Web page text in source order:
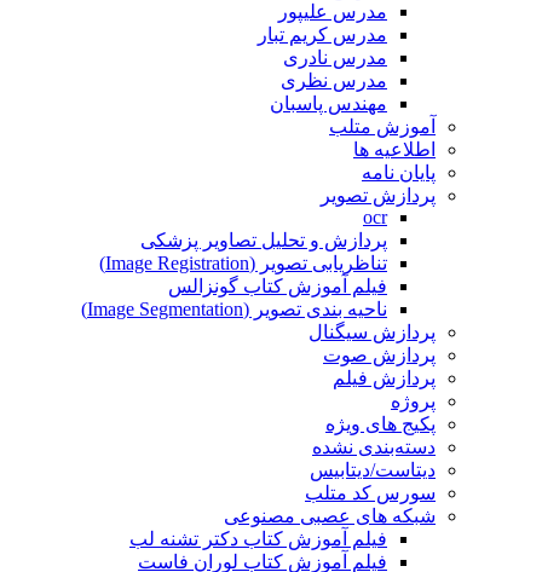
مدرس علیپور
مدرس کریم تبار
مدرس نادری
مدرس نظری
مهندس پاسبان
آموزش متلب
اطلاعیه ها
پایان نامه
پردازش تصویر
ocr
پردازش و تحلیل تصاویر پزشکی
تناظریابی تصویر (Image Registration)
فیلم آموزش کتاب گونزالس
ناحیه بندی تصویر (Image Segmentation)
پردازش سیگنال
پردازش صوت
پردازش فیلم
پروژه
پکیج های ویژه
دسته‌بندی نشده
دیتاست/دیتابیس
سورس کد متلب
شبکه های عصبی مصنوعی
فیلم آموزش کتاب دکتر تشنه لب
فیلم آموزش کتاب لوران فاست